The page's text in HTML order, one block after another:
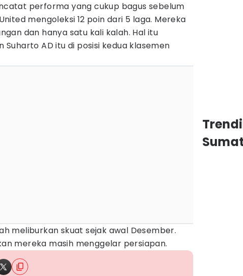
performa yang cukup bagus sebelum
mengoleksi 12 poin dari 5 laga. Mereka
dan hanya satu kali kalah. Hal itu
AD itu di posisi kedua klasemen
meliburkan skuat sejak awal Desember.
mereka masih menggelar persiapan.